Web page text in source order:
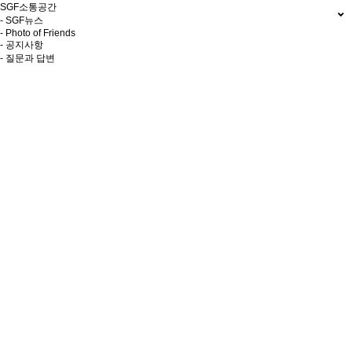
SGF소통공간
- SGF뉴스
- Photo of Friends
- 공지사항
- 질문과 답변